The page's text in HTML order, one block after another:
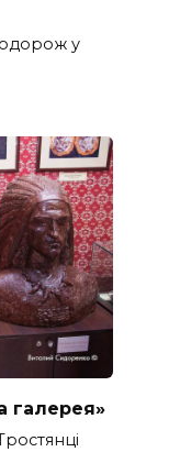
у
галерея»